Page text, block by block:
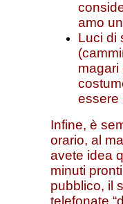
amo
Luci di
magari
essere
Infine, è
orario, al
avete idea
minuti
pubblico, il
telefonate